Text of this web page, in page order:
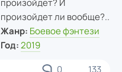
произойдет? И
произойдет ли вообще?..
Жанр: Боевое фэнтези
Год: 2019
0 133